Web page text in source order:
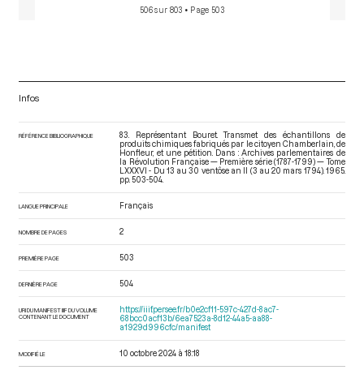
506 sur 803 • Page 503
Infos
RÉFÉRENCE BIBLIOGRAPHIQUE
83. Représentant Bouret. Transmet des échantillons de
produits chimiques fabriqués par le citoyen Chamberlain, de
Honfleur, et une pétition. Dans : Archives parlementaires de
la Révolution Française — Première série (1787-1799) — Tome
LXXXVI - Du 13 au 30 ventôse an II (3 au 20 mars 1794). 1965.
pp. 503-504.
LANGUE PRINCIPALE Français
NOMBRE DE PAGES 2
PREMIÈRE PAGE 503
DERNIÈRE PAGE 504
URI DU MANIFEST IIIF DU VOLUME
CONTENANT LE DOCUMENT
https://iiif.persee.fr/b0e2cf11-597c-427d-8ac7-
68bcc0acf13b/6ea7523a-8d12-44a5-aa88-
a1929d996cfc/manifest
MODIFIÉ LE 10 octobre 2024 à 18:18